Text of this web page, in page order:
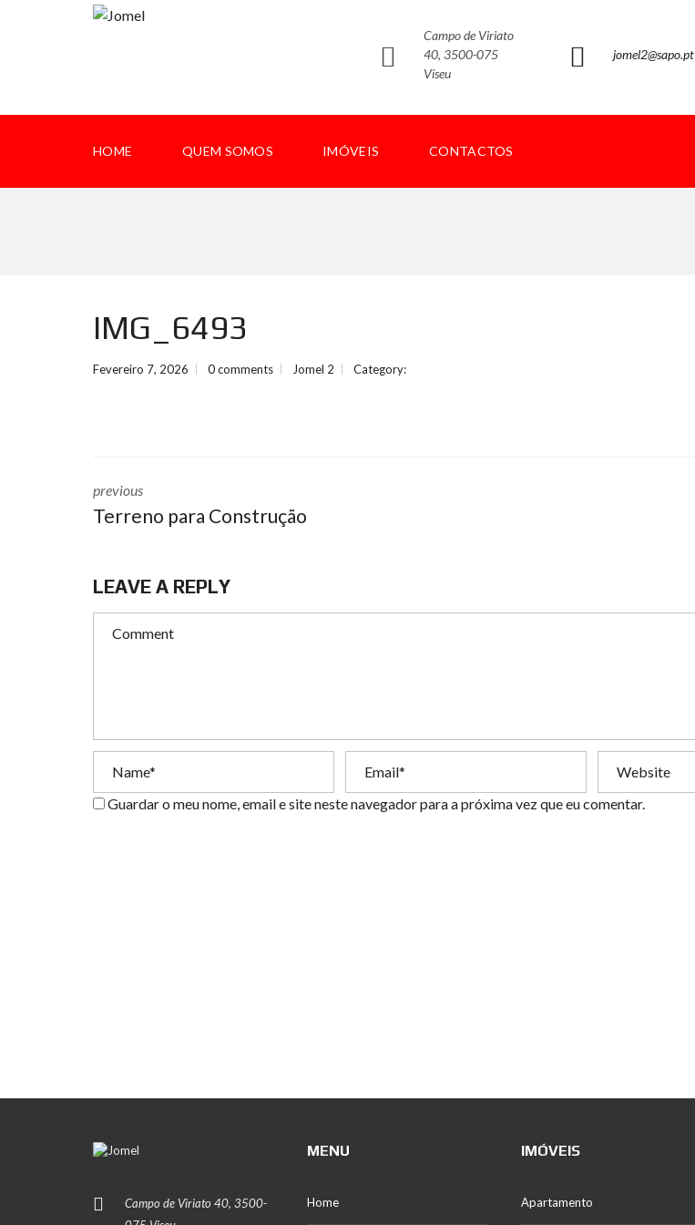
Campo de Viriato
40, 3500-075
Viseu
jomel2@sapo.pt
HOME QUEM SOMOS IMÓVEIS CONTACTOS
IMG_6493
Fevereiro 7, 2026 0 comments Jomel 2 Category:
previous
Terreno para Construção
LEAVE A REPLY
Guardar o meu nome, email e site neste navegador para a próxima vez que eu comentar.
Campo de Viriato 40, 3500-
MENU
Home
IMÓVEIS
Apartamento